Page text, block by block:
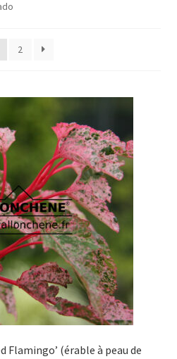
2
Flamingo’ (érable à peau de